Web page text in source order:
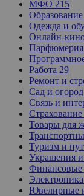
МФО 215
Образование
Одежда и
Онлайн-
Парфюмерия
Работа 29
Ремонт и
Сад и огород
Связь и
Страхование
Товары для
Туризм и
Украшения
Финансовые
Электроника
Ювелирные